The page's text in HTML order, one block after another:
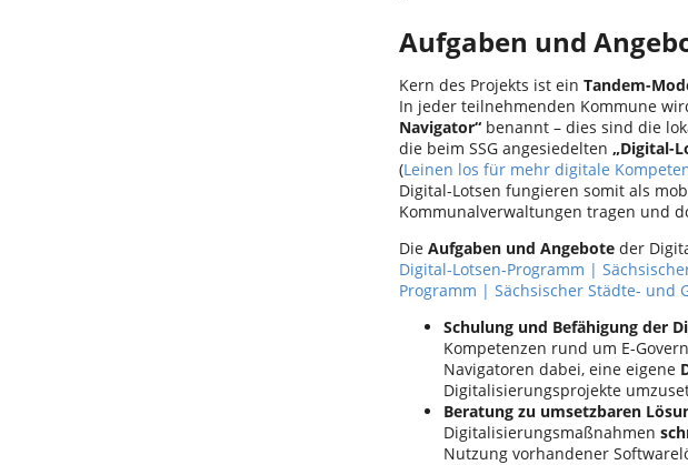
Aufgaben und
Kern des Projekts ist ein Tandem-
In jeder teilnehmenden Kommune
Navigator“ benannt – dies sind die
die beim SSG angesiedelten „Digital-
(Leinen los für mehr digitale
Digital-Lotsen fungieren somit als
Kommunalverwaltungen tragen und
Die Aufgaben und Angebote der
Digital-Lotsen-Programm |
Programm | Sächsischer Städte- und
Schulung und Befähigung der
Kompetenzen rund um E-
Navigatoren dabei, eine eigene
Digitalisierungsprojekte
Beratung zu umsetzbaren
Digitalisierungsmaßnahmen
Nutzung vorhandener